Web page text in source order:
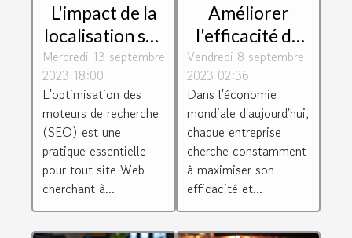
L'impact de la
localisation sur
le SEO :
pourquoi
choisir un
consultant à
Paris
Mercredi 13 septembre
2023 18:00
L'optimisation des
moteurs de recherche
(SEO) est une
pratique essentielle
pour tout site Web
cherchant à...
Améliorer
l'efficacité de
votre
entreprise
grâce à
l'optimisation
Vendredi 8 septembre
2023 02:36
Dans l'économie
mondiale d'aujourd'hui,
chaque entreprise
cherche constamment
à maximiser son
efficacité et...